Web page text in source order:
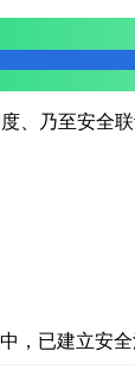
、乃至安全
，已建立安